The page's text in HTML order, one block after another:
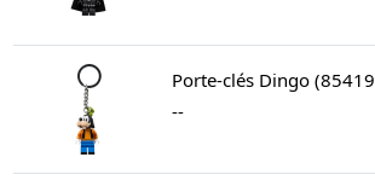
Porte-clés Dingo
--